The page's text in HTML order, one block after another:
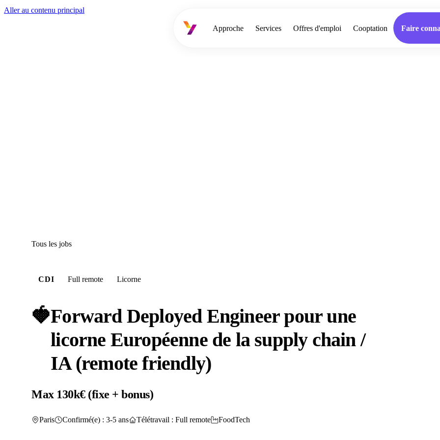
Aller au contenu principal
Approche Services Offres d'emploi Cooptation Faire
Tous les jobs
CDI Full remote Licorne
🍓Forward Deployed Engineer pour une
licorne Européenne de la supply chain /
IA (remote friendly)
Max 130k€ (fixe + bonus)
Paris Confirmé(e) : 3-5 ans Télétravail : Full remote FoodTech